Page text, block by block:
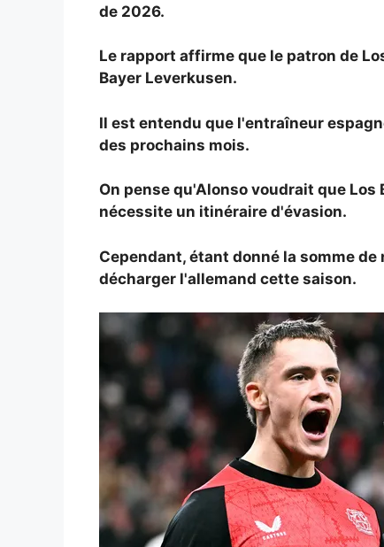
de 2026.
Le rapport affirme que le patron de
Bayer Leverkusen.
Il est entendu que l'entraîneur
des prochains mois.
On pense qu'Alonso voudrait que
nécessite un itinéraire d'évasion.
Cependant, étant donné la somme
décharger l'allemand cette saison.